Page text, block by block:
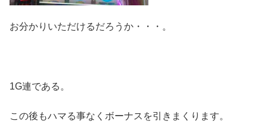
お分かりいただけるだろうか・・・。
1G連である。
この後もハマる事なくボーナスを引きまくります。